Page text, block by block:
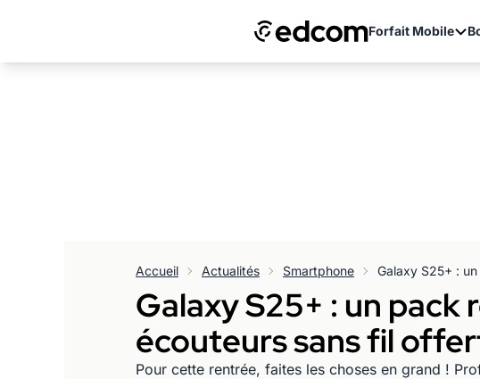
Forfait Mobile
Accueil Actualités Smartphone
Galaxy S25+ : un
écouteurs sans fil
Pour cette rentrée, faites les choses en grand !